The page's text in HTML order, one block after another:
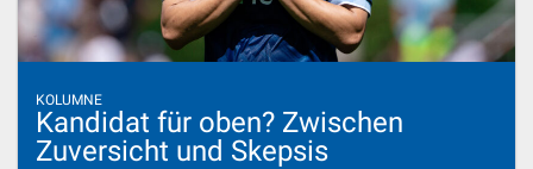
KOLUMNE
Kandidat für oben? Zwischen
Zuversicht und Skepsis